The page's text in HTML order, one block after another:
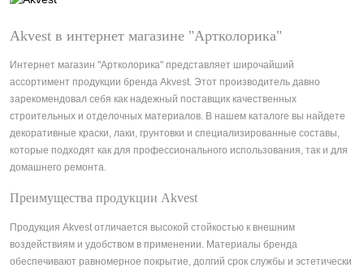
Akvest в интернет магазине "Артколорика"
Интернет магазин "Артколорика" представляет широчайший
ассортимент продукции бренда Akvest. Этот производитель давно
зарекомендовал себя как надежный поставщик качественных
строительных и отделочных материалов. В нашем каталоге вы найдете
декоративные краски, лаки, грунтовки и специализированные составы,
которые подходят как для профессионального использования, так и для
домашнего ремонта.
Преимущества продукции Akvest
Продукция Akvest отличается высокой стойкостью к внешним
воздействиям и удобством в применении. Материалы бренда
обеспечивают равномерное покрытие, долгий срок службы и эстетически